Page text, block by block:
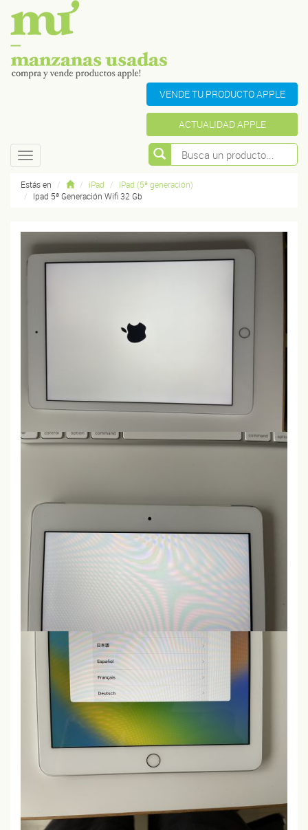
VENDE TU PRODUCTO APPLE
ACTUALIDAD APPLE
Toggle
navigation
Estás en iPad
iPad (5ª generación)
Ipad 5ª Generación Wifi 32 Gb